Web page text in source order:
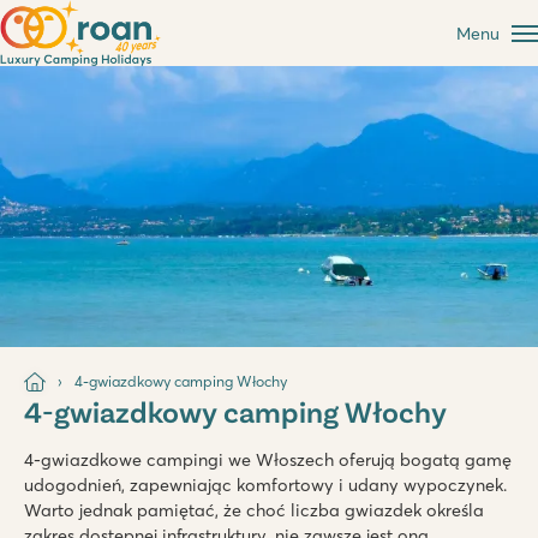
Menu
4-gwiazdkowy camping Włochy
4-gwiazdkowy camping Włochy
4-gwiazdkowe campingi we Włoszech oferują bogatą gamę
udogodnień, zapewniając komfortowy i udany wypoczynek.
Warto jednak pamiętać, że choć liczba gwiazdek określa